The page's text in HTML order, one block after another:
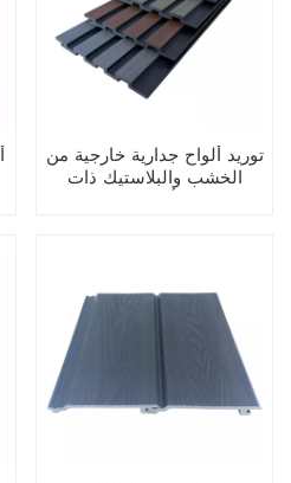
توريد ألواح جدارية خارجية من
الخشب والبلاستيك ذات